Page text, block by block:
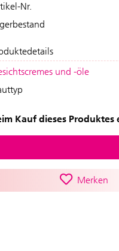
Nr.
und -öle
Kauf dieses
Merken